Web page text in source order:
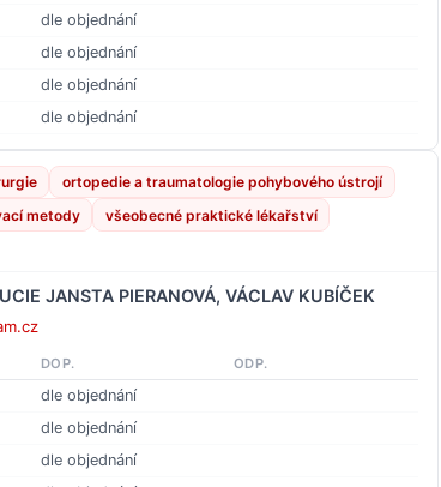
dle objednání
dle objednání
dle objednání
dle objednání
ortopedie a traumatologie pohybového ústrojí
metody
všeobecné praktické lékařství
JANSTA PIERANOVÁ, VÁCLAV KUBÍČEK
DOP. ODP.
dle objednání
dle objednání
dle objednání